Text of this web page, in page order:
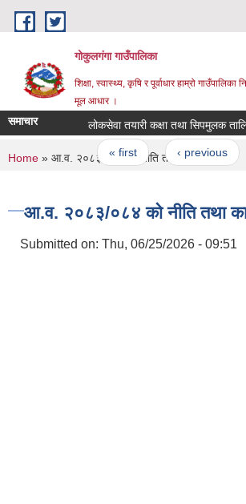
Skip to main content
गोकुलगंगा गाउँपालिका
शिक्षा, स्वास्थ्य, कृषि र पूर्वाधार हाम्रो गाउँपालिका
मूल आधार ।
समाचार लोकसेवा तयारी कक्षा तथा सिपमुलक
Pages
« first ‹ previous
You are here
Home » आ.व. २०८३/०८४ को नीति तथा कार्यक्रम ।
आ.व. २०८३/०८४ को नीति तथा
Submitted on: Thu, 06/25/2026 - 09:51